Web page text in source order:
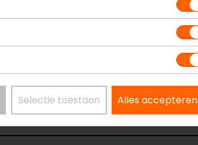
Selectie toestaan Alles accepteren